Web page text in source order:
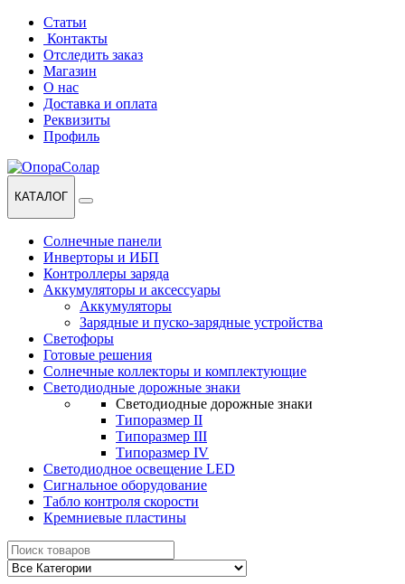
Перейти
навигации
Перейти
содержанию
Статьи
Контакты
Отследить заказ
Магазин
О нас
Доставка и оплата
Реквизиты
Профиль
КАТАЛОГ
Солнечные панели
Инверторы и ИБП
Контроллеры заряда
Аккумуляторы и аксессуары
Аккумуляторы
Зарядные и пуско-зарядные устройства
Светофоры
Готовые решения
Солнечные коллекторы и комплектующие
Светодиодные дорожные знаки
Светодиодные дорожные знаки
Типоразмер II
Типоразмер III
Типоразмер IV
Светодиодное освещение LED
Сигнальное оборудование
Табло контроля скорости
Кремниевые пластины
Найти: